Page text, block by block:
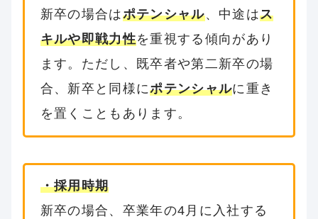
新卒の場合はポテンシャル、中途はス
キルや即戦力性を重視する傾向があり
ます。ただし、既卒者や第二新卒の場
合、新卒と同様にポテンシャルに重き
を置くこともあります。
・採用時期
新卒の場合、卒業年の4月に入社する